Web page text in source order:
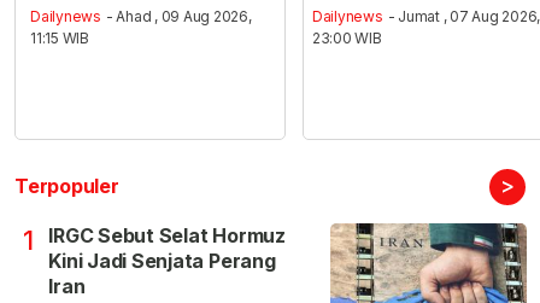
Dailynews - Ahad , 09 Aug 2026,
11:15 WIB
Dailynews - Jumat , 07 Aug 2026,
23:00 WIB
Terpopuler >
1
IRGC Sebut Selat Hormuz
Kini Jadi Senjata Perang
Iran